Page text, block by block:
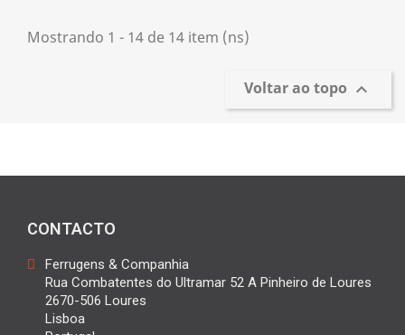
Mostrando 1 - 14 de 14 item (ns)
Voltar ao topo 
CONTACTO
Ferrugens & Companhia
Rua Combatentes do Ultramar 52 A Pinheiro de Loures
2670-506 Loures
Lisboa